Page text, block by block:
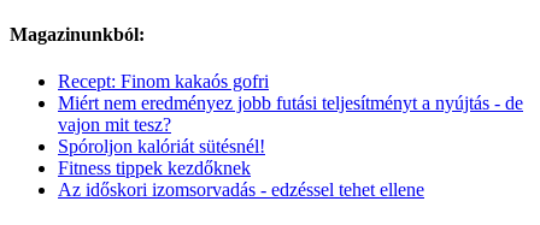
Magazinunkból:
Recept: Finom kakaós gofri
Miért nem eredményez jobb futási teljesítményt a nyújtás - de
vajon mit tesz?
Spóroljon kalóriát sütésnél!
Fitness tippek kezdőknek
Az időskori izomsorvadás - edzéssel tehet ellene